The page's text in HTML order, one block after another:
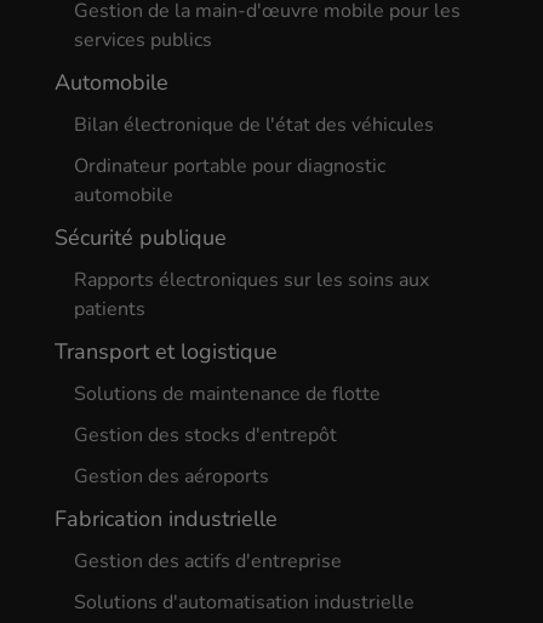
Gestion de la main-d'œuvre mobile pour les
services publics
Automobile
Bilan électronique de l'état des véhicules
Ordinateur portable pour diagnostic
automobile
Sécurité publique
Rapports électroniques sur les soins aux
patients
Transport et logistique
Solutions de maintenance de flotte
Gestion des stocks d'entrepôt
Gestion des aéroports
Fabrication industrielle
Gestion des actifs d'entreprise
Solutions d'automatisation industrielle